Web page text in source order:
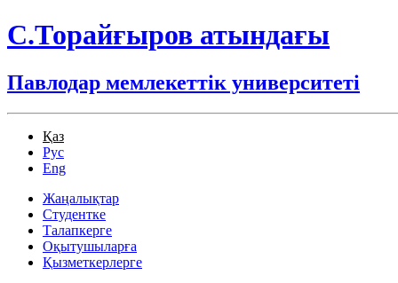
С.Торайғыров атындағы
Павлодар мемлекеттік университеті
Қаз
Рус
Eng
Жаңалықтар
Студентке
Талапкерге
Оқытушыларға
Қызметкерлерге